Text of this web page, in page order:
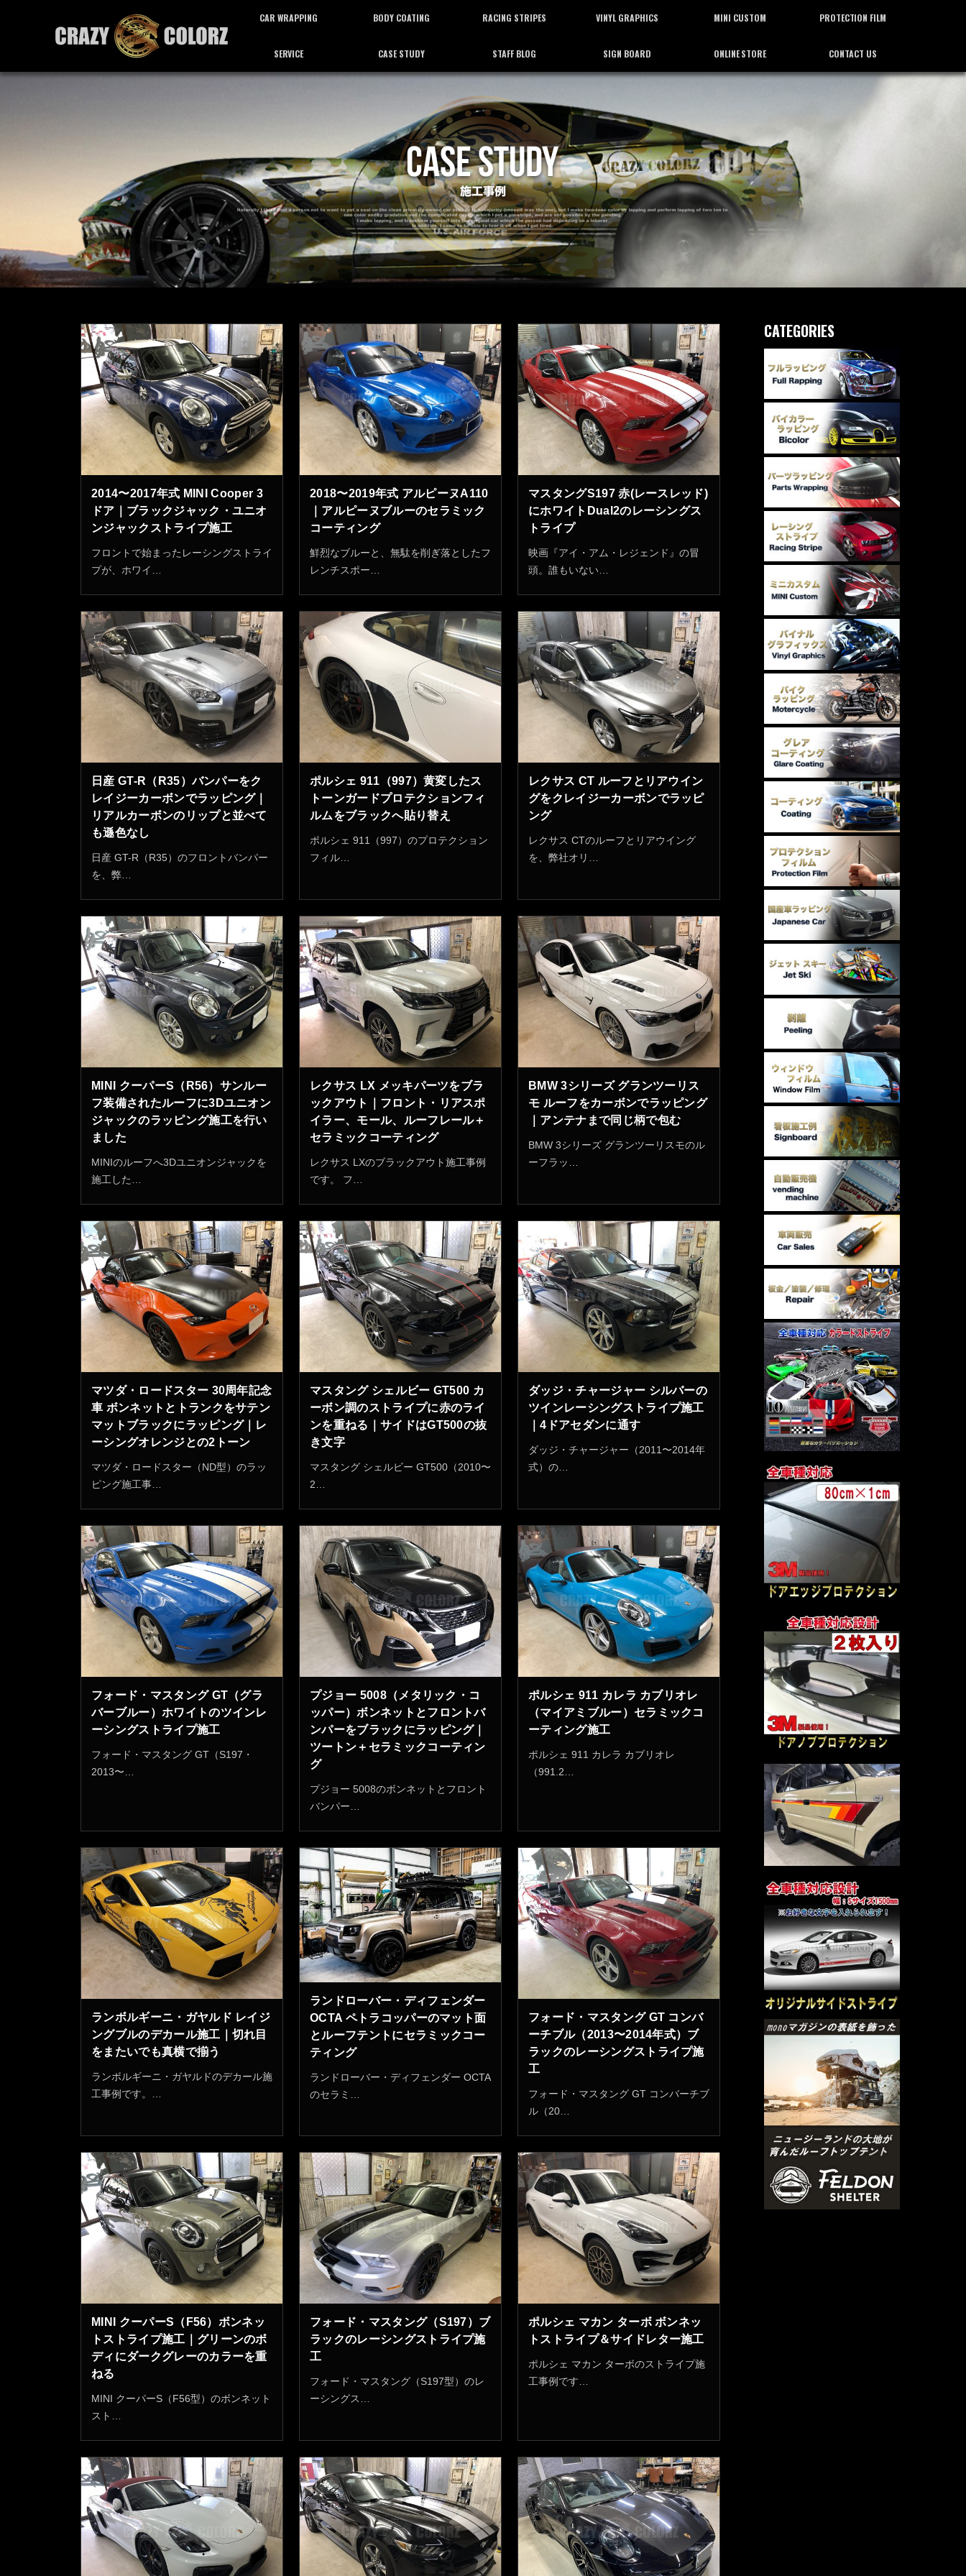
CAR WRAPPING
カーラッピング
BODY COATING
ボディーコーティング
RACING STRIPES
レーシングストライプ
VINYL GRAPHICS
バイナルグラフィックス
MINI CUSTOM
ミニカスタム
PROTECTION FILM
プロテクション フィルム
SERVICE CASE STUDY STAFF BLOG SIGN BOARD ONLINE STORE CONTACT US
2014〜2017年式 MINI Cooper 3
ドア｜ブラックジャック・ユニオ
ンジャックストライプ施工
フロントで始まったレーシングストライ
プが、ホワイ…
2018〜2019年式 アルピーヌA110
｜アルピーヌブルーのセラミック
コーティング
鮮烈なブルーと、無駄を削ぎ落としたフ
レンチスポー…
マスタングS197 赤(レースレッド)
にホワイトDual2のレーシングス
トライプ
映画『アイ・アム・レジェンド』の冒
頭。誰もいない…
日産 GT-R（R35）バンパーをク
レイジーカーボンでラッピング｜
リアルカーボンのリップと並べて
も遜色なし
日産 GT-R（R35）のフロントバンパー
を、弊…
ポルシェ 911（997）黄変したス
トーンガードプロテクションフィ
ルムをブラックへ貼り替え
ポルシェ 911（997）のプロテクション
フィル…
レクサス CT ルーフとリアウイン
グをクレイジーカーボンでラッピ
ング
レクサス CTのルーフとリアウイング
を、弊社オリ…
MINI クーパーS（R56）サンルー
フ装備されたルーフに3Dユニオン
ジャックのラッピング施工を行い
ました
MINIのルーフへ3Dユニオンジャックを
施工した…
レクサス LX メッキパーツをブラ
ックアウト｜フロント・リアスポ
イラー、モール、ルーフレール＋
セラミックコーティング
レクサス LXのブラックアウト施工事例
です。 フ…
BMW 3シリーズ グランツーリス
モ ルーフをカーボンでラッピング
｜アンテナまで同じ柄で包む
BMW 3シリーズ グランツーリスモのル
ーフラッ…
マツダ・ロードスター 30周年記念
車 ボンネットとトランクをサテン
マットブラックにラッピング｜レ
ーシングオレンジとの2トーン
マツダ・ロードスター（ND型）のラッ
ピング施工事…
マスタング シェルビー GT500 カ
ーボン調のストライプに赤のライ
ンを重ねる｜サイドはGT500の抜
き文字
マスタング シェルビー GT500（2010〜
2…
ダッジ・チャージャー シルバーの
ツインレーシングストライプ施工
｜4ドアセダンに通す
ダッジ・チャージャー（2011〜2014年
式）の…
フォード・マスタング GT（グラ
バーブルー）ホワイトのツインレ
ーシングストライプ施工
フォード・マスタング GT（S197・
2013〜…
プジョー 5008（メタリック・コ
ッパー）ボンネットとフロントバ
ンパーをブラックにラッピング｜
ツートン＋セラミックコーティン
グ
プジョー 5008のボンネットとフロント
バンパー…
ポルシェ 911 カレラ カブリオレ
（マイアミブルー）セラミックコ
ーティング施工
ポルシェ 911 カレラ カブリオレ
（991.2…
ランボルギーニ・ガヤルド レイジ
ングブルのデカール施工｜切れ目
をまたいでも真横で揃う
ランボルギーニ・ガヤルドのデカール施
工事例です。…
ランドローバー・ディフェンダー
OCTA ペトラコッパーのマット面
とルーフテントにセラミックコー
ティング
ランドローバー・ディフェンダー OCTA
のセラミ…
フォード・マスタング GT コンバ
ーチブル（2013〜2014年式）ブ
ラックのレーシングストライプ施
工
フォード・マスタング GT コンバーチブ
ル（20…
MINI クーパーS（F56）ボンネッ
トストライプ施工｜グリーンのボ
ディにダークグレーのカラーを重
ねる
MINI クーパーS（F56型）のボンネット
スト…
フォード・マスタング（S197）ブ
ラックのレーシングストライプ施
工
フォード・マスタング（S197型）のレ
ーシングス…
ポルシェ マカン ターボ ボンネッ
トストライプ＆サイドレター施工
ポルシェ マカン ターボのストライプ施
工事例です…
CATEGORIES